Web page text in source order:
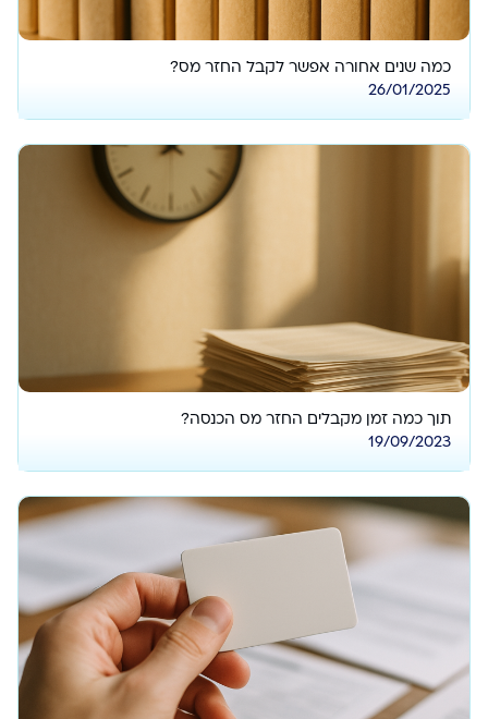
כמה שנים אחורה אפשר לקבל החזר מס?
26/01/2025
תוך כמה זמן מקבלים החזר מס הכנסה?
19/09/2023